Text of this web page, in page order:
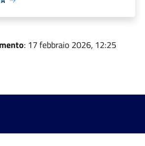
: 17 febbraio 2026, 12:25